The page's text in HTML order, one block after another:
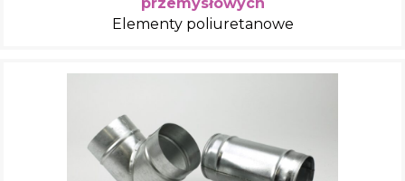
Elementy poliuretanowe